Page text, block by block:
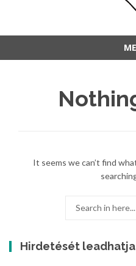
It seems we can’t find
Hirdetését leadhatja